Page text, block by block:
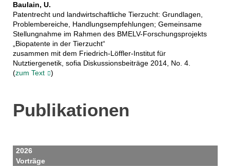
Baulain, U.
Patentrecht und landwirtschaftliche Tierzucht: Grundlagen,
Problembereiche, Handlungsempfehlungen; Gemeinsame
Stellungnahme im Rahmen des BMELV-Forschungsprojekts
„Biopatente in der Tierzucht“
zusammen mit dem Friedrich-Löffler-Institut für
Nutztiergenetik, sofia Diskussionsbeiträge 2014, No. 4.
(zum Text )
Publikationen
2026
Vorträge